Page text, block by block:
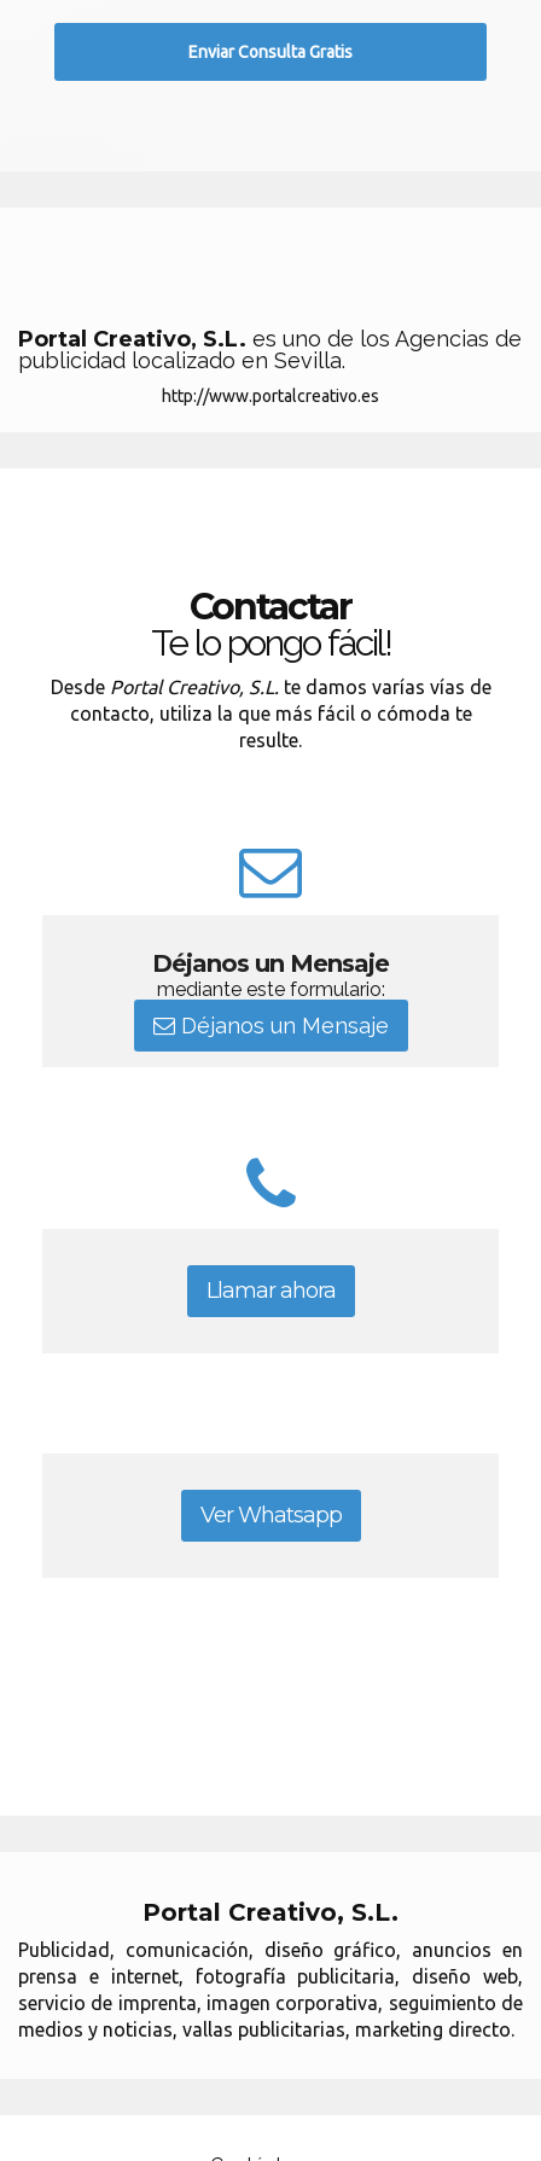
Portal Creativo, S.L. es uno de los Agencias de
publicidad localizado en Sevilla.
http://www.portalcreativo.es
Contactar
Te lo pongo fácil!
Desde Portal Creativo, S.L.te damos varías vías de
contacto, utiliza la que más fácil o cómoda te
resulte.
Déjanos un Mensaje
mediante este formulario:
Déjanos un Mensaje
Llamar ahora
Ver Whatsapp
Portal Creativo, S.L.
Publicidad, comunicación, diseño gráfico, anuncios en
prensa e internet, fotografía publicitaria, diseño web,
servicio de imprenta, imagen corporativa, seguimiento de
medios y noticias, vallas publicitarias, marketing directo.